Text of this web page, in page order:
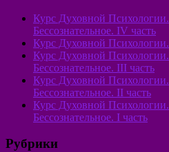
Курс Духовной
Бессознательное. IV часть
Курс Духовной
Курс Духовной
Бессознательное. III часть
Курс Духовной
Бессознательное. II часть
Курс Духовной
Бессознательное. I часть
Рубрики